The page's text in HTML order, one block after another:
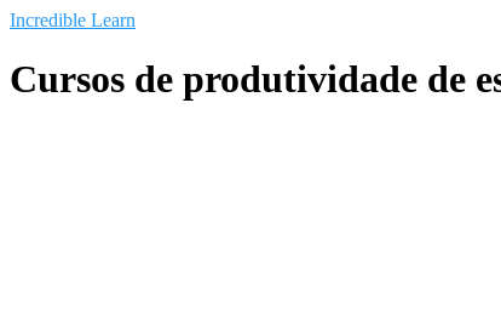
Saltar
contenido
Incredible Learn
Cursos de produtividade de